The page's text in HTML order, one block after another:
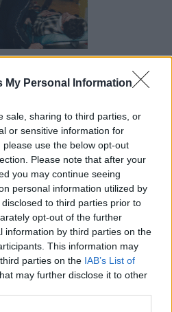
My Personal Information
sale, sharing to third parties, or
or sensitive information for
use the below opt-out
Please note that after your
you may continue seeing
personal information utilized by
to third parties prior to
opt-out of the further
information by third parties on the
This information may
parties on the IAB’s List of
may further disclose it to other